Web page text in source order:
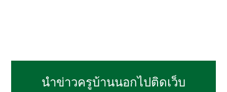
นำข่าวครูบ้านนอกไปติดเว็บ